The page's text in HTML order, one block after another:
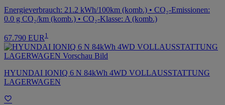
Energieverbrauch: 21.2 kWh/100km (komb.) • CO₂-Emissionen:
0.0 g CO₂/km (komb.) • CO₂-Klasse: A (komb.)
67.790 EUR1
HYUNDAI IONIQ 6 N 84kWh 4WD VOLLAUSSTATTUNG
LAGERWAGEN